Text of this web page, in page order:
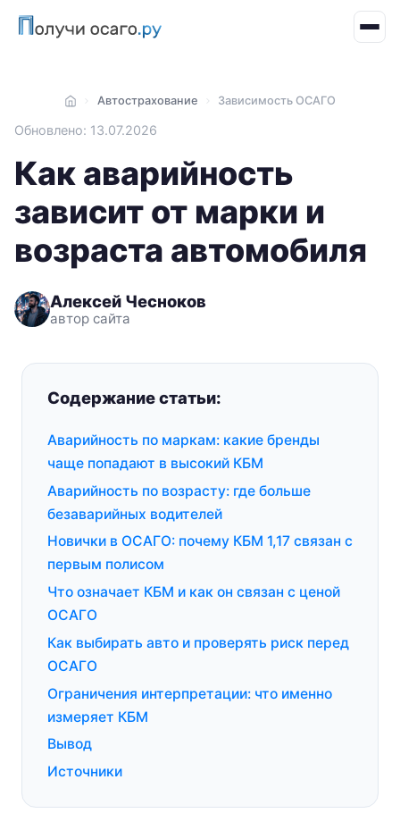
Главная
Автострахование Зависимость ОСАГО
Обновлено: 13.07.2026
Как аварийность
зависит от марки и
возраста автомобиля
Алексей Чесноков
автор сайта
Содержание статьи:
Аварийность по маркам: какие бренды
чаще попадают в высокий КБМ
Аварийность по возрасту: где больше
безаварийных водителей
Новички в ОСАГО: почему КБМ 1,17 связан с
первым полисом
Что означает КБМ и как он связан с ценой
ОСАГО
Как выбирать авто и проверять риск перед
ОСАГО
Ограничения интерпретации: что именно
измеряет КБМ
Вывод
Источники